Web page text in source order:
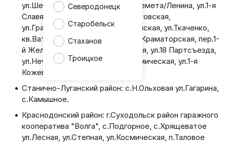
Северодонецк
Старобельск
Стаханов
Троицкое
ул.Шеремета/Шевченко, ул.Шеремета/Ленина, ул.1-я
Славянская, кв.9-й квартал/Ростовская,
ул.Гражданская, ул.Красноармейская, ул.Ткаченко,
кв.Ватутина, ул.Лисичанская, ул.Краматорская, пер.1-
й Железнодорожный, ул.Азовская, ул.18 Партсъезда,
ул.Нечуй-Левицкого, ул.1-я Керамическая, ул.1-я
Кожевная.
Станично-Луганский район: с.Н.Ольховая ул.Гагарина,
с.Камышное.
Краснодонский район: г.Суходольск район гаражного
кооператива "Волга", с.Подгорное, с.Хрящеватое
ул.Лесная, ул.Степная, ул.Космическая, п.Таловое